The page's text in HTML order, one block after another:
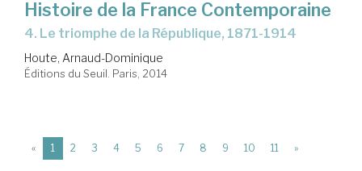
Histoire de la France Contemporaine
4. Le triomphe de la République, 1871-1914
Houte, Arnaud-Dominique
Éditions du Seuil. Paris, 2014
« 1 (current)
2 3 4 5 6 7 8 9 10 11 »